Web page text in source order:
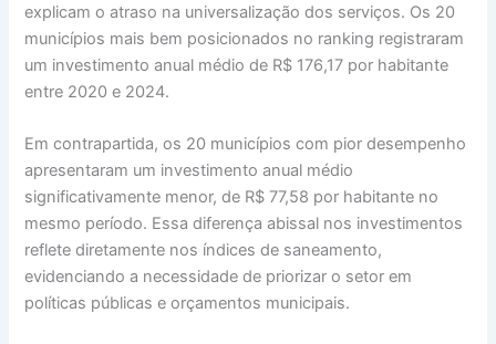
explicam o atraso na universalização dos serviços. Os 20
municípios mais bem posicionados no ranking registraram
um investimento anual médio de R$ 176,17 por habitante
entre 2020 e 2024.
Em contrapartida, os 20 municípios com pior desempenho
apresentaram um investimento anual médio
significativamente menor, de R$ 77,58 por habitante no
mesmo período. Essa diferença abissal nos investimentos
reflete diretamente nos índices de saneamento,
evidenciando a necessidade de priorizar o setor em
políticas públicas e orçamentos municipais.